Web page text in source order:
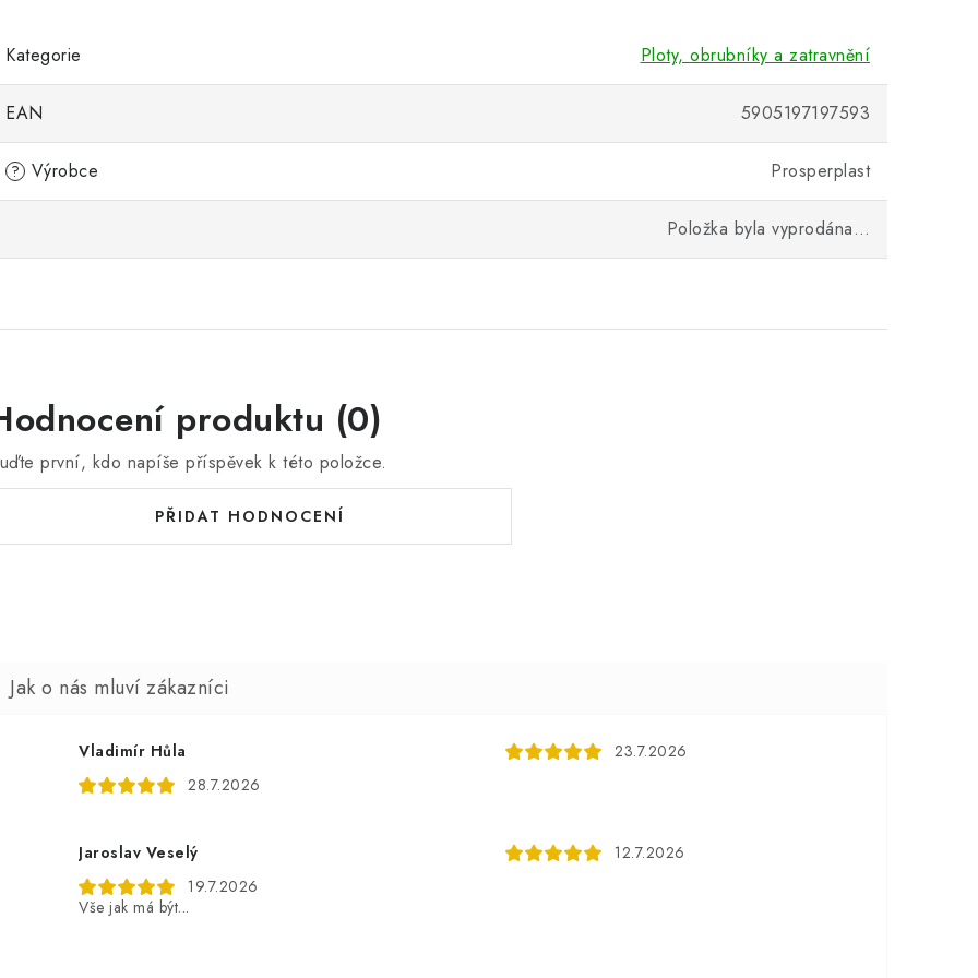
Kategorie Ploty, obrubníky a zatravnění
EAN 5905197197593
? Výrobce Prosperplast
Položka byla vyprodána…
produktu (0)
první, kdo napíše příspěvek k této položce.
PŘIDAT HODNOCENÍ
Vladimír Hůla
28.7.2026
23.7.2026
Jaroslav Veselý
19.7.2026
Vše jak má být...
12.7.2026